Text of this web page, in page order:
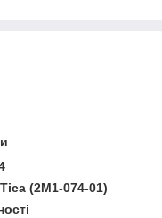
(2M1-074-01)